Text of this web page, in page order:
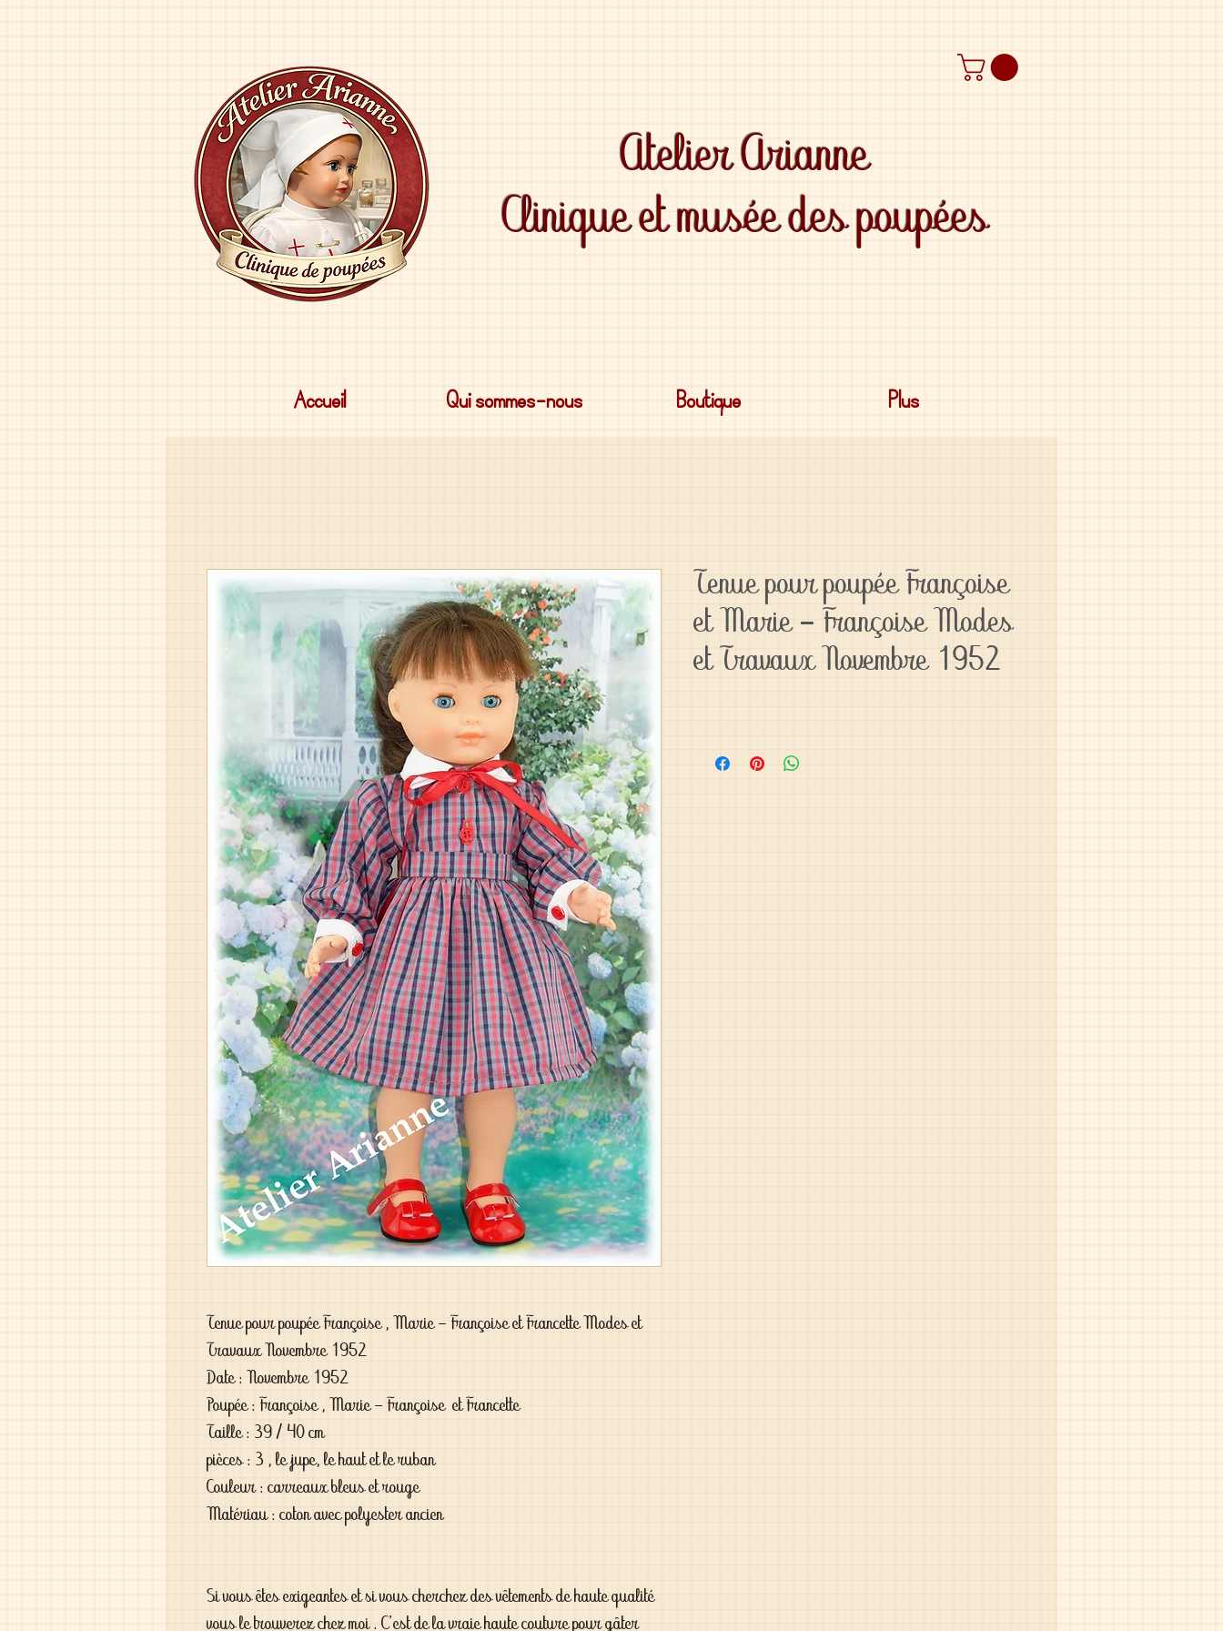
Atelier Arianne
Clinique et musée des poupées
Accueil Qui sommes-nous Boutique Plus
Tenue pour poupée Françoise , Marie - Françoise et Francette Modes et
Travaux Novembre 1952
Date : Novembre 1952
Poupée : Françoise , Marie - Françoise et Francette
Taille : 39 / 40 cm
pièces : 3 , le jupe, le haut et le ruban
Couleur : carreaux bleus et rouge
Matériau : coton avec polyester ancien
Si vous êtes exigeantes et si vous cherchez des vêtements de haute qualité
vous le trouverez chez moi . C'est de la vraie haute couture pour gâter
Tenue pour poupée Françoise
et Marie - Françoise Modes
et Travaux Novembre 1952